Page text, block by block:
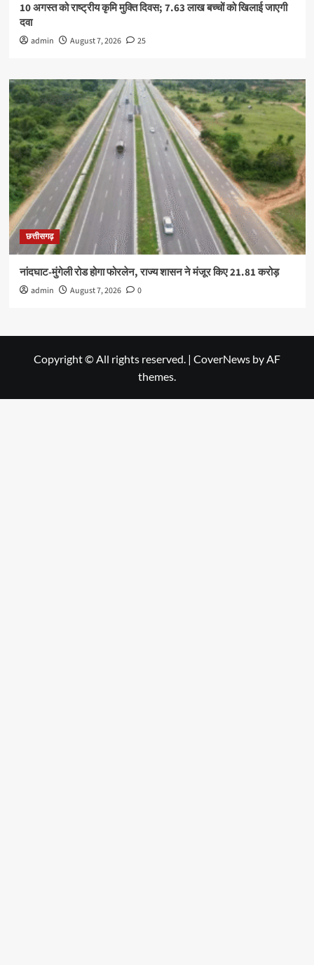
10 अगस्त को राष्ट्रीय कृमि मुक्ति दिवस; 7.63 लाख बच्चों को खिलाई जाएगी
दवा
admin August 7, 2026 25
छत्तीसगढ़
नांदघाट-मुंगेली रोड होगा फोरलेन, राज्य शासन ने मंजूर किए 21.81 करोड़
admin August 7, 2026 0
Copyright © All rights reserved. | CoverNews by AF
themes.